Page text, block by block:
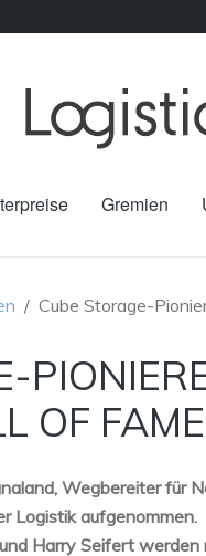
Gremien
Cube Storage-
OF
Wegbereiter für
Logistik aufgenommen.
Harry Seifert